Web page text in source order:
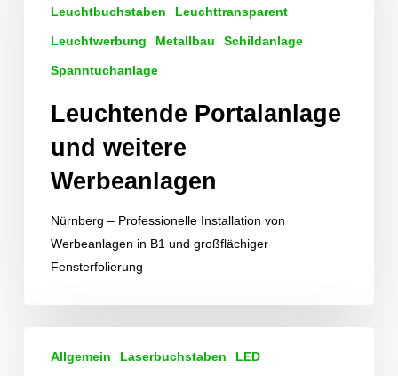
Leuchtbuchstaben Leuchttransparent
Leuchtwerbung Metallbau Schildanlage
Spanntuchanlage
Leuchtende Portalanlage
und weitere
Werbeanlagen
Nürnberg – Professionelle Installation von
Werbeanlagen in B1 und großflächiger
Fensterfolierung
lackierteAllgemein Laserbuchstaben LED